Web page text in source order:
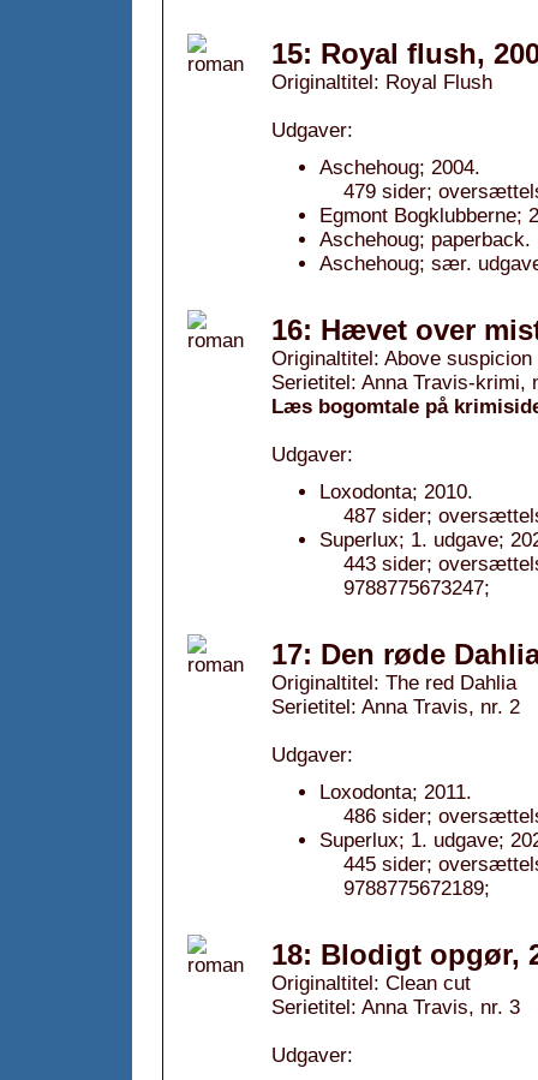
15: Royal flush,
Originaltitel: Royal Flush
Udgaver:
Aschehoug; 2004.
479 sider;
Egmont Bogklubberne;
Aschehoug; paperback.
Aschehoug; sær.
16: Hævet over
Originaltitel: Above suspicion
Serietitel: Anna Travis-krimi,
Læs bogomtale på
Udgaver:
Loxodonta; 2010.
487 sider;
Superlux; 1. udgave;
443 sider;
9788775673247;
17: Den røde
Originaltitel: The red Dahlia
Serietitel: Anna Travis, nr. 2
Udgaver:
Loxodonta; 2011.
486 sider;
Superlux; 1. udgave;
445 sider;
9788775672189;
18: Blodigt opgør,
Originaltitel: Clean cut
Serietitel: Anna Travis, nr. 3
Udgaver: